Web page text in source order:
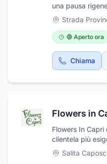
una pausa
ottimo caffè e
possibilità di
un ambiente
gli ottimi
aperitivi e
cordiale.
🟢 Aperto ora
Chiama
Flowers in
Flowers In Capri
clientela più
realizzazione di
occasione:
Salita